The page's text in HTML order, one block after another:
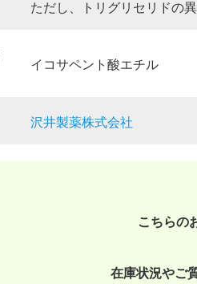
ただし、トリグリセリドの
イコサペント酸エチル
沢井製薬株式会社
こちらの
在庫状況やご